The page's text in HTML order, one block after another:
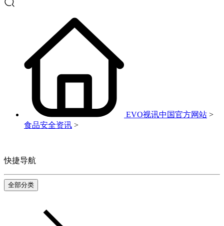
EVO视讯中国官方网站 >
食品安全资讯 >
快捷导航
全部分类